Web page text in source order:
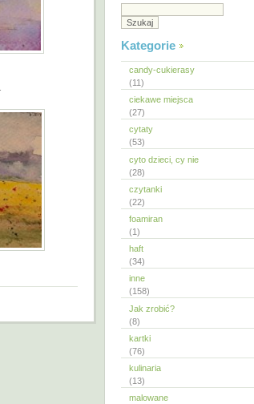
Kategorie
candy-cukierasy
(11)
ciekawe miejsca
(27)
cytaty
(53)
cyto dzieci, cy nie
(28)
czytanki
(22)
foamiran
(1)
haft
(34)
inne
(158)
Jak zrobić?
(8)
kartki
(76)
kulinaria
(13)
malowane